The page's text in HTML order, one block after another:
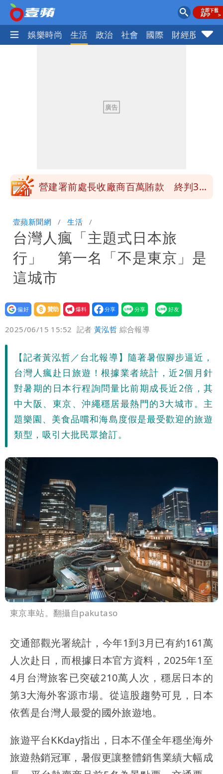
熱門 娛樂時尚 生活 政治 社會 國際 財經股市
慈濟買BNT遭詐10億元 蔡英文：政府
團有機會詐騙慈濟的就是民進黨
營建署前處長收廠商百萬賄款 終判3年
券
慈濟買BNT遭詐10億元 蔡英文：政府
很多謹慎判斷當時未被理解
壹蘋新聞網 生活
台灣人瘋「主題式日本旅
行」 第一名「不是東京」是
這城市
設為
贊助
我要
爆料
2025/06/15 15:52 記者黃泓哲 綜合報導
【記者黃泓哲／台北報導】隨著暑假腳步逼近，
台灣人瘋赴日旅遊！根據業者統計，近2個月針
對暑期的日本行程詢問量比前期成長近2倍，其
中大阪、東京、沖繩穩居最熱門的3大城市。主
題樂園、美食品嚐和海島度假是最受歡迎的旅遊
類型，吸引大批民眾搶訂。
東京車站。翻攝自pakutaso
交通部觀光署統計，今年1到3月已有約161萬
人次赴日，而根據日本官方資料，2025年1至
4月台灣旅客已突破210萬人次，穩居日本的
第3大海外客源市場。從這股趨勢可見，日本
依舊是台灣人最愛的國外旅遊地。
旅遊平台KKday指出，日本不僅全年穩坐海外
旅遊熱銷冠軍，暑假更讓整體銷售業績大幅成